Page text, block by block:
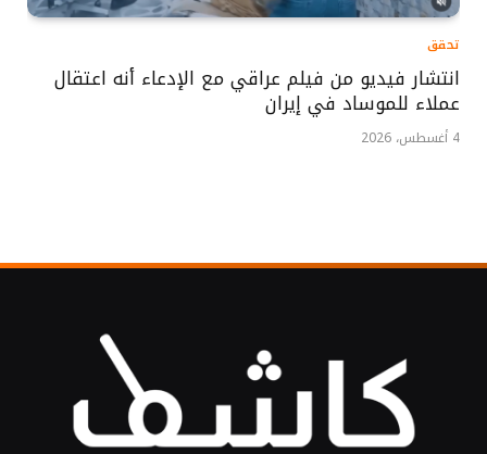
تحقق
انتشار فيديو من فيلم عراقي مع الإدعاء أنه اعتقال
عملاء للموساد في إيران
4 أغسطس، 2026